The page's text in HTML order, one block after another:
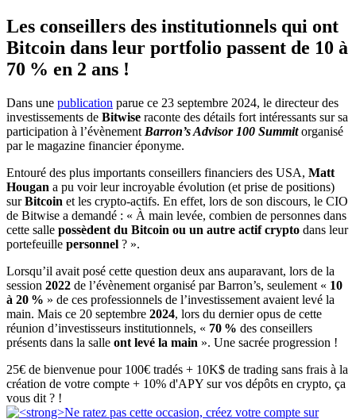
Les conseillers des institutionnels qui ont
Bitcoin dans leur portfolio passent de 10 à
70 % en 2 ans !
Dans une publication parue ce 23 septembre 2024, le directeur des
investissements de Bitwise raconte des détails fort intéressants sur sa
participation à l’évènement Barron’s Advisor 100 Summitorganisé
par le magazine financier éponyme.
Entouré des plus importants conseillers financiers des USA, Matt
Hougan a pu voir leur incroyable évolution (et prise de positions)
surBitcoin et les crypto-actifs. En effet, lors de son discours, le CIO
de Bitwise a demandé : « À main levée, combien de personnes dans
cette salle possèdent du Bitcoin ou un autre actif crypto dans leur
portefeuille personnel ? ».
Lorsqu’il avait posé cette question deux ans auparavant, lors de la
session 2022 de l’évènement organisé par Barron’s, seulement « 10
à 20 % » de ces professionnels de l’investissement avaient levé la
main. Mais ce 20 septembre 2024, lors du dernier opus de cette
réunion d’investisseurs institutionnels, « 70 % des conseillers
présents dans la salle ont levé la main ». Une sacrée progression !
25€ de bienvenue pour 100€ tradés + 10K$ de trading sans frais à la
création de votre compte + 10% d'APY sur vos dépôts en crypto, ça
vous dit ? !